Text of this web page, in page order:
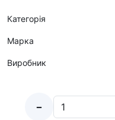
Категорія
Марка
Виробник
-